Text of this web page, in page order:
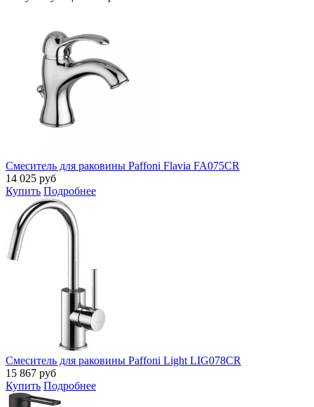
Смеситель для раковины Paffoni Flavia FA075CR
14 025 руб
Купить Подробнее
Смеситель для раковины Paffoni Light LIG078CR
15 867 руб
Купить Подробнее